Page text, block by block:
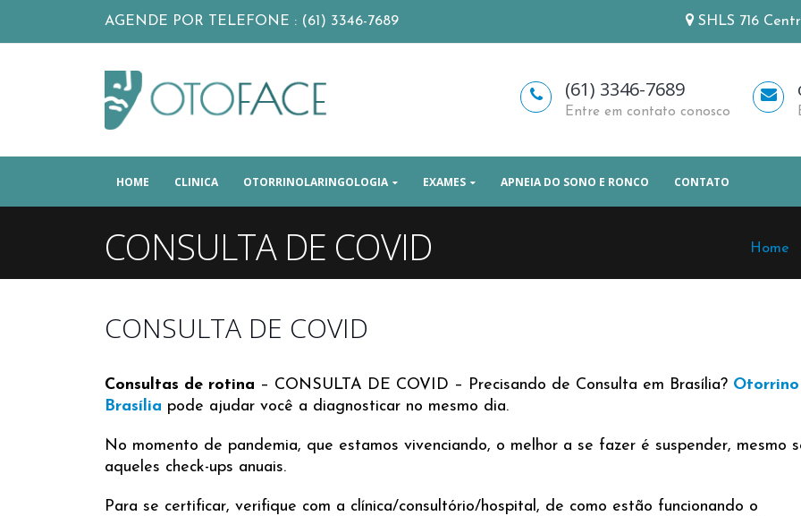
AGENDE POR TELEFONE : (61) 3346-7689 SHLS 716
(61) 3346-7689
Entre em contato conosco
HOME CLINICA OTORRINOLARINGOLOGIA EXAMES APNEIA DO SONO E RONCO CONTATO
CONSULTA DE COVID Home
CONSULTA DE COVID
Consultas de rotina – CONSULTA DE COVID – Precisando de Consulta em Brasília? Otorrino
Brasília pode ajudar você a diagnosticar no mesmo dia.
No momento de pandemia, que estamos vivenciando, o melhor a se fazer é suspender, mesmo
aqueles check-ups anuais.
Para se certificar, verifique com a clínica/consultório/hospital, de como estão funcionando o